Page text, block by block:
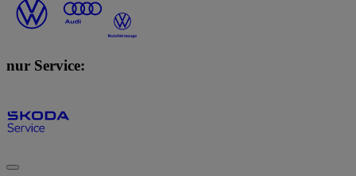
nur Service: